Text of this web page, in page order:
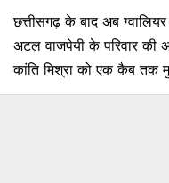
छत्तीसगढ़ के बाद अब
अटल वाजपेयी के परिवार
कांति मिश्रा को एक कैब तक